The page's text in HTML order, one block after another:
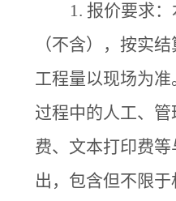
1. 报价要求
（不含），按实
工程量以现场为
过程中的人工、
费、文本打印费
出，包含但不限